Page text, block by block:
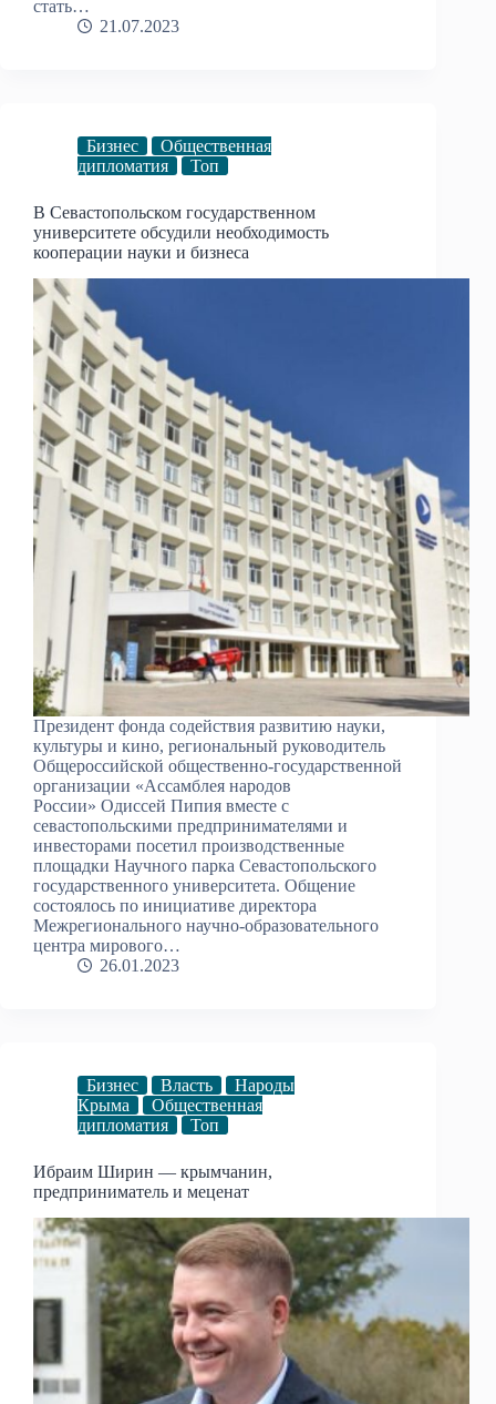
стать…
21.07.2023
Бизнес
Общественная
дипломатия
Топ
В Севастопольском государственном
университете обсудили необходимость
кооперации науки и бизнеса
Президент фонда содействия развитию науки,
культуры и кино, региональный руководитель
Общероссийской общественно-государственной
организации «Ассамблея народов
России» Одиссей Пипия вместе с
севастопольскими предпринимателями и
инвесторами посетил производственные
площадки Научного парка Севастопольского
государственного университета. Общение
состоялось по инициативе директора
Межрегионального научно-образовательного
центра мирового…
26.01.2023
Бизнес Власть
Народы
Крыма
Общественная
дипломатия
Топ
Ибраим Ширин — крымчанин,
предприниматель и меценат